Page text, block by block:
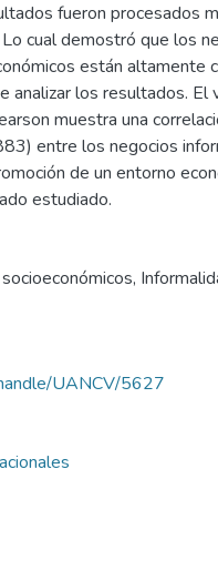
fueron procesados
cual demostró que los
están altamente
analizar los resultados. El
muestra una
entre los negocios
de un entorno
estudiado.
,
UANCV/5627